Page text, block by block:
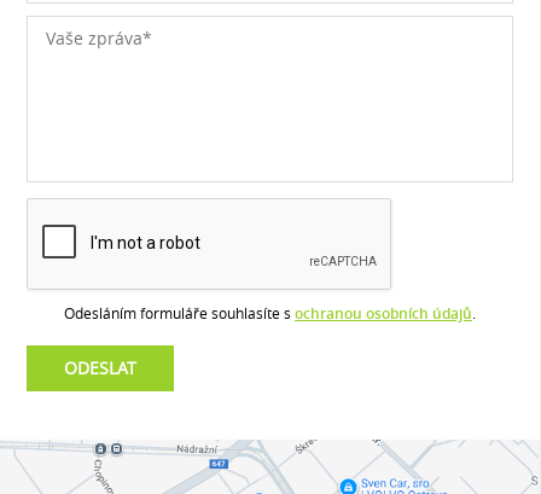
Odesláním formuláře souhlasíte s ochranou osobních údajů